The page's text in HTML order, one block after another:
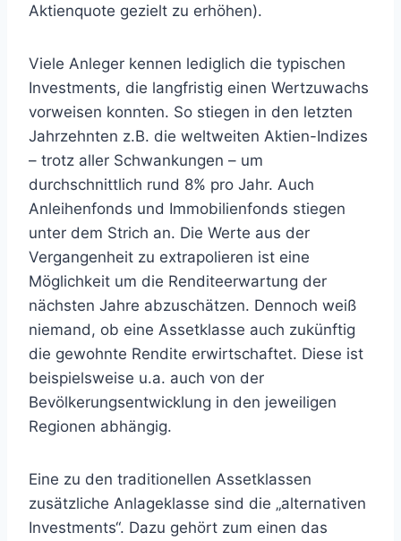
Aktienquote gezielt zu erhöhen).
Viele Anleger kennen lediglich die typischen
Investments, die langfristig einen Wertzuwachs
vorweisen konnten. So stiegen in den letzten
Jahrzehnten z.B. die weltweiten Aktien-Indizes
– trotz aller Schwankungen – um
durchschnittlich rund 8% pro Jahr. Auch
Anleihenfonds und Immobilienfonds stiegen
unter dem Strich an. Die Werte aus der
Vergangenheit zu extrapolieren ist eine
Möglichkeit um die Renditeerwartung der
nächsten Jahre abzuschätzen. Dennoch weiß
niemand, ob eine Assetklasse auch zukünftig
die gewohnte Rendite erwirtschaftet. Diese ist
beispielsweise u.a. auch von der
Bevölkerungsentwicklung in den jeweiligen
Regionen abhängig.
Eine zu den traditionellen Assetklassen
zusätzliche Anlageklasse sind die „alternativen
Investments“. Dazu gehört zum einen das